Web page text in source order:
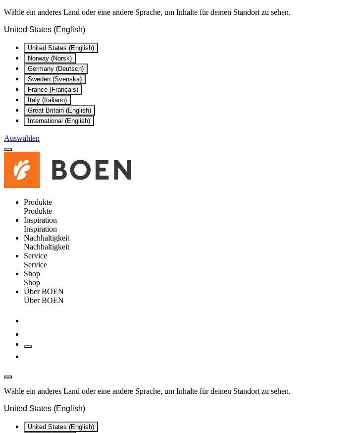
Wähle ein anderes Land oder eine andere Sprache, um Inhalte für deinen Standort zu sehen.
United States (English)
United States (English)
Norway (Norsk)
Germany (Deutsch)
Sweden (Svenska)
France (Français)
Italy (Italiano)
Great Britain (English)
International (English)
Auswählen
Produkte
Produkte
Inspiration
Inspiration
Nachhaltigkeit
Nachhaltigkeit
Service
Service
Shop
Shop
Über BOEN
Über BOEN
Wähle ein anderes Land oder eine andere Sprache, um Inhalte für deinen Standort zu sehen.
United States (English)
United States (English)